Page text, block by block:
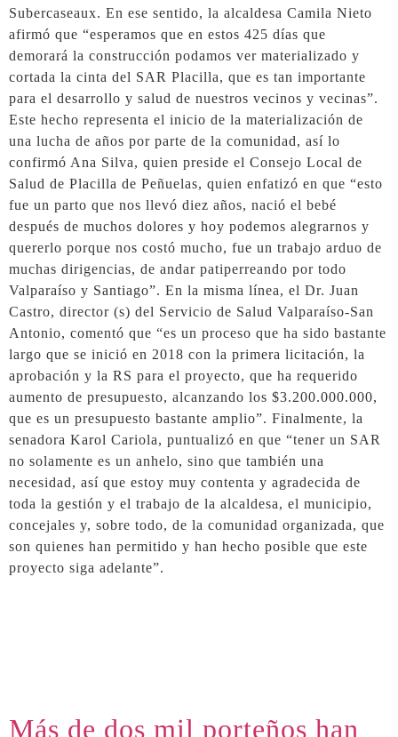
Subercaseaux. En ese sentido, la alcaldesa Camila Nieto
afirmó que “esperamos que en estos 425 días que
demorará la construcción podamos ver materializado y
cortada la cinta del SAR Placilla, que es tan importante
para el desarrollo y salud de nuestros vecinos y vecinas”.
Este hecho representa el inicio de la materialización de
una lucha de años por parte de la comunidad, así lo
confirmó Ana Silva, quien preside el Consejo Local de
Salud de Placilla de Peñuelas, quien enfatizó en que “esto
fue un parto que nos llevó diez años, nació el bebé
después de muchos dolores y hoy podemos alegrarnos y
quererlo porque nos costó mucho, fue un trabajo arduo de
muchas dirigencias, de andar patiperreando por todo
Valparaíso y Santiago”. En la misma línea, el Dr. Juan
Castro, director (s) del Servicio de Salud Valparaíso-San
Antonio, comentó que “es un proceso que ha sido bastante
largo que se inició en 2018 con la primera licitación, la
aprobación y la RS para el proyecto, que ha requerido
aumento de presupuesto, alcanzando los $3.200.000.000,
que es un presupuesto bastante amplio”. Finalmente, la
senadora Karol Cariola, puntualizó en que “tener un SAR
no solamente es un anhelo, sino que también una
necesidad, así que estoy muy contenta y agradecida de
toda la gestión y el trabajo de la alcaldesa, el municipio,
concejales y, sobre todo, de la comunidad organizada, que
son quienes han permitido y han hecho posible que este
proyecto siga adelante”.
Más de dos mil porteños han